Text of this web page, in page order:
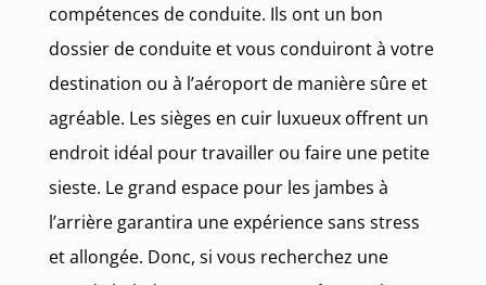
compétences de conduite. Ils ont un bon
dossier de conduite et vous conduiront à votre
destination ou à l’aéroport de manière sûre et
agréable. Les sièges en cuir luxueux offrent un
endroit idéal pour travailler ou faire une petite
sieste. Le grand espace pour les jambes à
l’arrière garantira une expérience sans stress
et allongée. Donc, si vous recherchez une